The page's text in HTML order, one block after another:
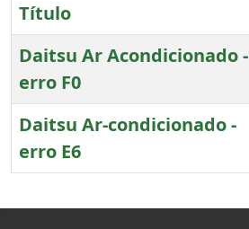
Título
Daitsu Ar Acondicionado -
erro F0
Daitsu Ar-condicionado -
erro E6